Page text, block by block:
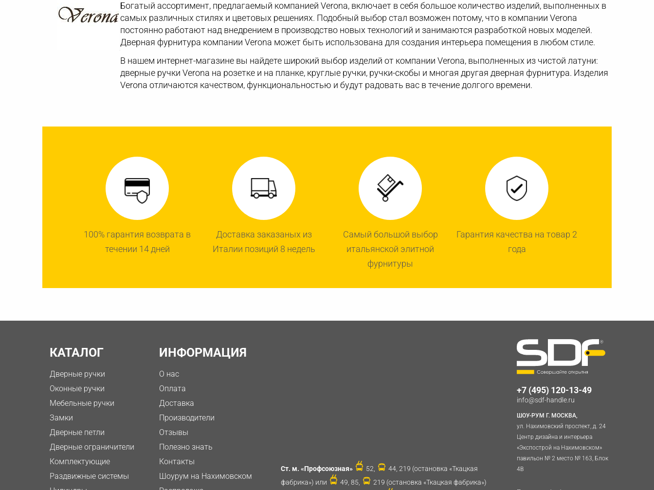
Богатый ассортимент, предлагаемый компанией Verona, включает в себя большое количество изделий, выполненных в
самых различных стилях и цветовых решениях. Подобный выбор стал возможен потому, что в компании Verona
постоянно работают над внедрением в производство новых технологий и занимаются разработкой новых моделей.
Дверная фурнитура компании Verona может быть использована для создания интерьера помещения в любом стиле.
В нашем интернет-магазине вы найдете широкий выбор изделий от компании Verona, выполненных из чистой латуни:
дверные ручки Verona на розетке и на планке, круглые ручки, ручки-скобы и многая другая дверная фурнитура. Изделия
Verona отличаются качеством, функциональностью и будут радовать вас в течение долгого времени.
100% гарантия возврата в
течении 14 дней
Доставка заказаных из
Италии позиций 8 недель
Самый большой выбор
итальянской элитной
фурнитуры
Гарантия качества на товар 2
года
КАТАЛОГ
Дверные ручки
Оконные ручки
Мебельные ручки
Замки
Дверные петли
Дверные ограничители
Комплектующие
Раздвижные системы
ИНФОРМАЦИЯ
О нас
Оплата
Доставка
Производители
Отзывы
Полезно знать
Контакты
Шоурум на Нахимовском
+7 (495) 120-13-49
info@sdf-handle.ru
ШОУ-РУМ Г. МОСКВА,
ул. Нахимовский проспект, д. 24
Центр дизайна и интерьера
«Экспострой на Нахимовском»
павильон № 2 место № 163, Блок
4B
Ст. м. «Профсоюзная» 52,
44, 219 (остановка «Ткацкая
фабрика») или
49, 85, 219 (остановка «Ткацкая фабрика»)